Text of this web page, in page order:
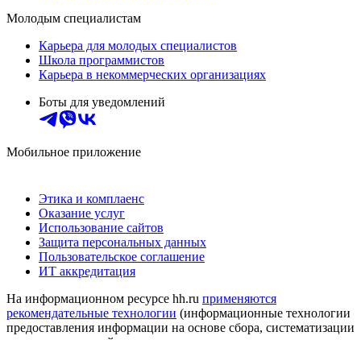
Молодым специалистам
Карьера для молодых специалистов
Школа программистов
Карьера в некоммерческих организациях
Боты для уведомлений
Мобильное приложение
Этика и комплаенс
Оказание услуг
Использование сайтов
Защита персональных данных
Пользовательское соглашение
ИТ аккредитация
На информационном ресурсе hh.ru применяются
рекомендательные технологии (информационные технологии
предоставления информации на основе сбора, систематизации